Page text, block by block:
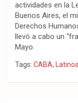
actividades en la
Buenos Aires, el
Derechos
llevó a cabo un
Mayo.
Tags: CABA,